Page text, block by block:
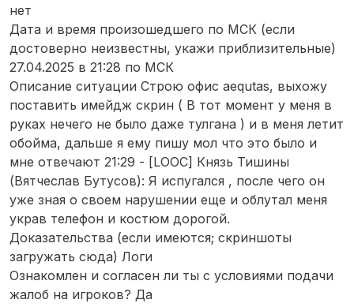
нет
Дата и время произошедшего по МСК (если
достоверно неизвестны, укажи приблизительные)
27.04.2025 в 21:28 по МСК
Описание ситуации Строю офис aequtas, выхожу
поставить имейдж скрин ( В тот момент у меня в
руках нечего не было даже тулгана ) и в меня летит
обойма, дальше я ему пишу мол что это было и
мне отвечают 21:29 - [LOOC] Князь Тишины
(Вятчеслав Бутусов): Я испугался , после чего он
уже зная о своем нарушении еще и облутал меня
украв телефон и костюм дорогой.
Доказательства (если имеются; скриншоты
загружать сюда) Логи
Ознакомлен и согласен ли ты с условиями подачи
жалоб на игроков? Да